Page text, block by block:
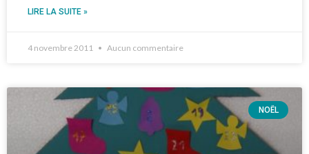
LIRE LA SUITE »
4 novembre 2011 Aucun commentaire
NOËL